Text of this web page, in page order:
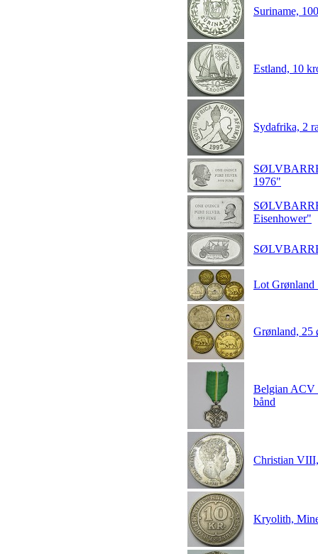
Suriname,
Estland, 10
Sydafrika, 2
1976"
Eisenhower"
Lot Grønland
Grønland, 25
Belgian ACV
bånd
Christian
Kryolith,